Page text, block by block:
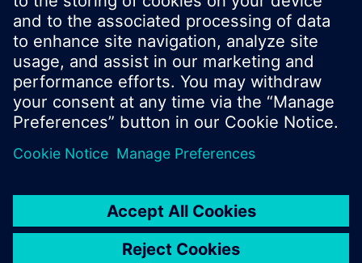
© Siemens Schweiz AG 2016
Produktangebot und Preise können pro Land
Nutzungsbedingungen